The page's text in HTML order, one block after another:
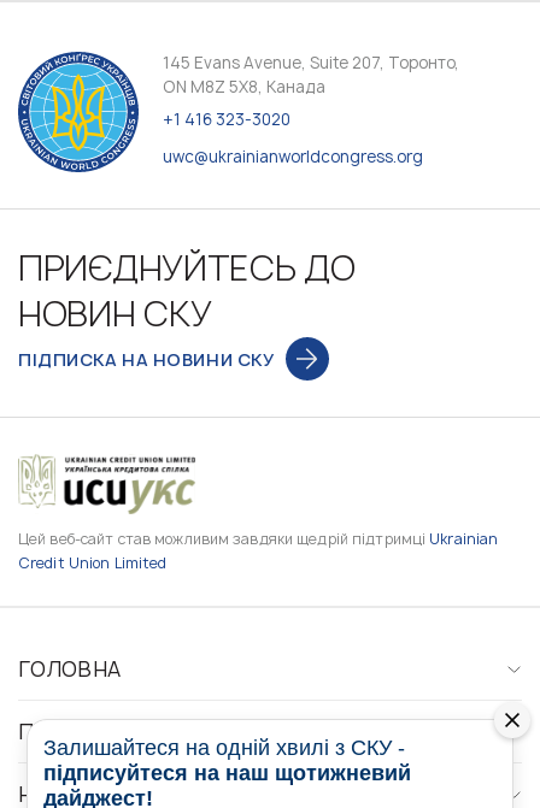
145 Evans Avenue, Suite 207, Торонто,
ON M8Z 5X8, Канада
+1 416 323-3020
uwc@ukrainianworldcongress.org
ПРИЄДНУЙТЕСЬ ДО
НОВИН СКУ
ПІДПИСКА НА НОВИНИ СКУ
Цей веб-сайт став можливим завдяки щедрій підтримці Ukrainian
Credit Union Limited
ГОЛОВНА
ПРО НАС
НОВИНИ
Залишайтеся на одній хвилі з СКУ -
підписуйтеся на наш щотижневий
дайджест!